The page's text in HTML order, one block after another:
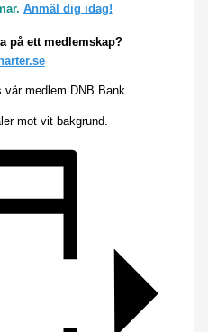
Anmäl dig idag!
på ett medlemskap?
vår medlem DNB Bank.